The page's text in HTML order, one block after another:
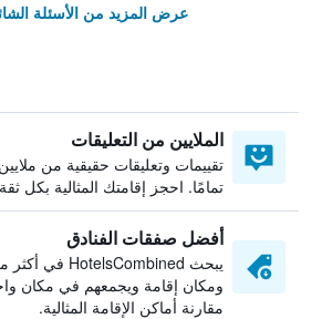
عرض المزيد من الأسئلة
الملايين من التعليقات
تقييمات وتعليقات حقيقية من
تمامًا. احجز إقامتك المثالية بكل
أفضل صفقات الفنادق
ومكان إقامة ويجمعهم في مكان
مقارنة أماكن الإقامة المثالية.